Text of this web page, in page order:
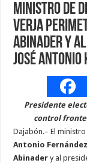
Ministro de
verja
Abinader y
José Antonio
Presidente
control
Dajabón.– El ministro
Antonio
Abinader y al